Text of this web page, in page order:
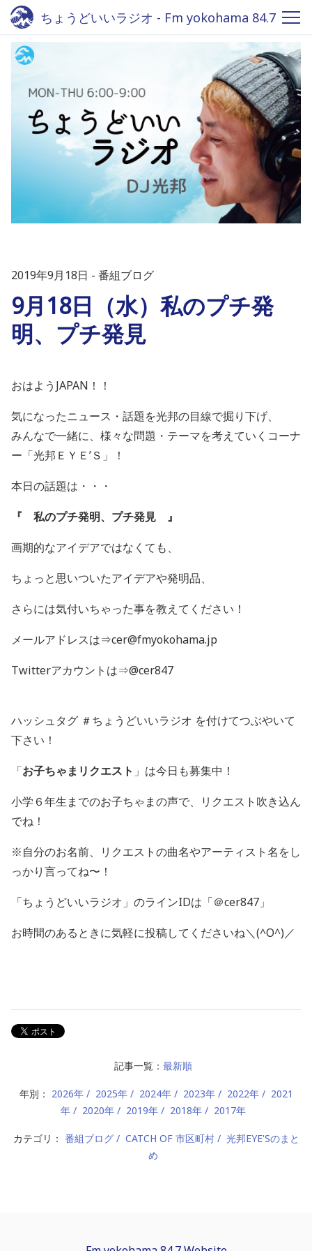
ちょうどいいラジオ - Fm yokohama 84.7
2019年9月18日 番組ブログ
9月18日（水）私のプチ発
明、プチ発見
おはようJAPAN！！
気になったニュース・話題を光邦の目線で掘り下げ、
みんなで一緒に、様々な問題・テーマを考えていくコーナ
ー「光邦ＥＹＥ’Ｓ」！
本日の話題は・・・
『 私のプチ発明、プチ発見 』
画期的なアイデアではなくても、
ちょっと思いついたアイデアや発明品、
さらには気付いちゃった事を教えてください！
メールアドレスは⇒cer@fmyokohama.jp
Twitterアカウントは⇒@cer847
ハッシュタグ ＃ちょうどいいラジオ を付けてつぶやいて
下さい！
「お子ちゃまリクエスト 」は今日も募集中！
小学６年生までのお子ちゃまの声で、リクエスト吹き込ん
でね！
※自分のお名前、リクエストの曲名やアーティスト名をし
っかり言ってね〜！
「ちょうどいいラジオ」のラインIDは「＠cer847」
お時間のあるときに気軽に投稿してくださいね＼(^O^)／
記事一覧： 最新順
年別： 2026年 2025年 2024年 2023年 2022年
2021
年
2020年 2019年 2018年 2017年
カテゴリ： 番組ブログ CATCH OF 市区町村
光邦EYE'Sのまと
め